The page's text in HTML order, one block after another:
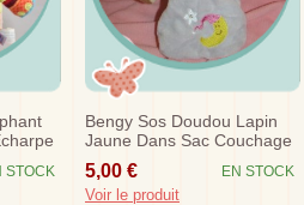
STOCK
Bengy Sos Doudou Lapin
Jaune Dans Sac Couchage
Violet Lune
5,00 € EN STOCK
Voir le produit